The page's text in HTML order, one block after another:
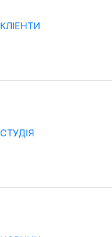
КЛІЕНТИ
CТУДІЯ